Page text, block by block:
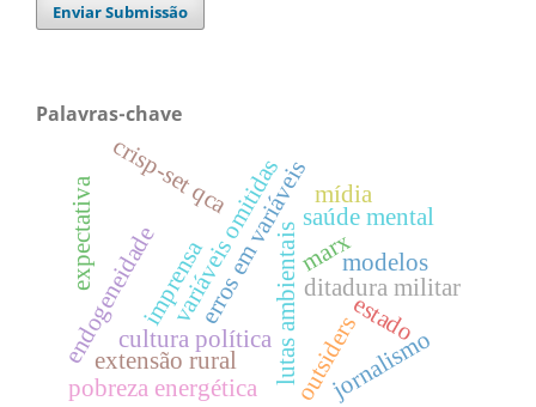
Enviar Submissão
Palavras-chave
ditadura militar
lutas ambientais
cultura política
endogeneidade erros em variáveis
variáveis omitidas marx
estado
saúde mental
extensão rural jornalismo
imprensa
mídia
outsiders
crisp-set qca
pobreza energética
expectativa modelos